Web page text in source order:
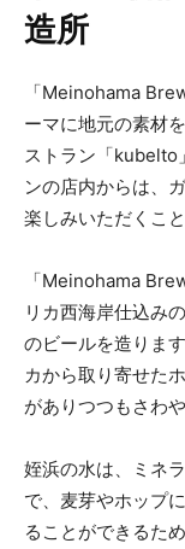
造所
「Meinohama
ーマに地元の素材
ストラン「kubelto
ンの店内からは、
楽しみいただくこ
「Meinohama
リカ西海岸仕込み
のビールを造りま
カから取り寄せた
がありつつもさわ
姪浜の水は、ミネ
で、麦芽やホップ
ることができるた